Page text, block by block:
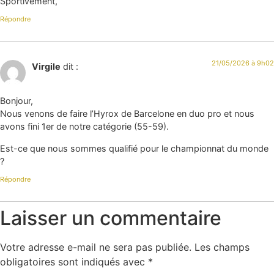
Répondre
Virgile dit : 21/05/2026 à 9h02
Bonjour,
Nous venons de faire l’Hyrox de Barcelone en duo pro et nous
avons fini 1er de notre catégorie (55-59).
Est-ce que nous sommes qualifié pour le championnat du monde
?
Répondre
Laisser un commentaire
Votre adresse e-mail ne sera pas publiée. Les champs
obligatoires sont indiqués avec *